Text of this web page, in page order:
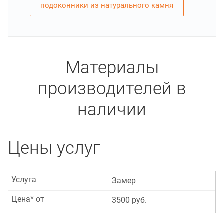
подоконники из натурального камня
Материалы
производителей в
наличии
Цены услуг
Замер
Услуга
3500 руб.
Цена* от